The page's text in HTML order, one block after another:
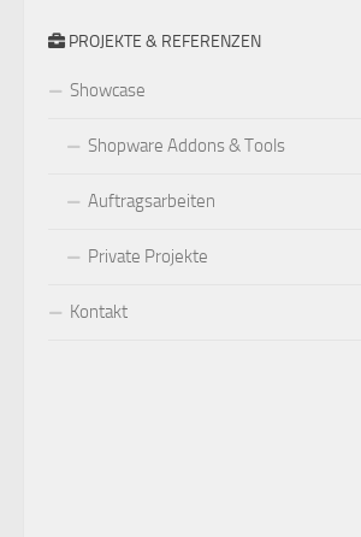
PROJEKTE & REFERENZEN
Showcase
Shopware Addons & Tools
Auftragsarbeiten
Private Projekte
Kontakt